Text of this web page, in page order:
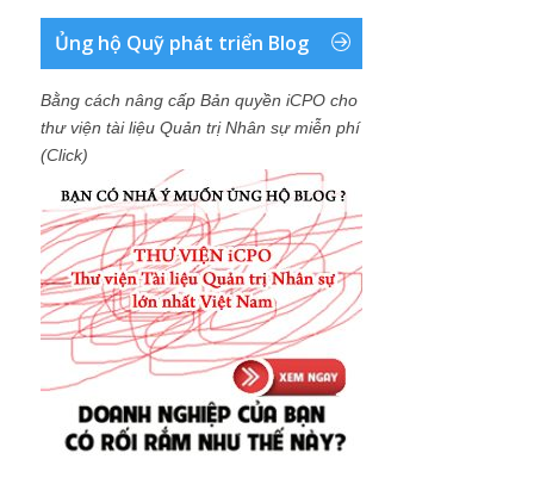
Ủng hộ Quỹ phát triển Blog
Bằng cách nâng cấp Bản quyền iCPO cho
thư viện tài liệu Quản trị Nhân sự miễn phí
(Click)